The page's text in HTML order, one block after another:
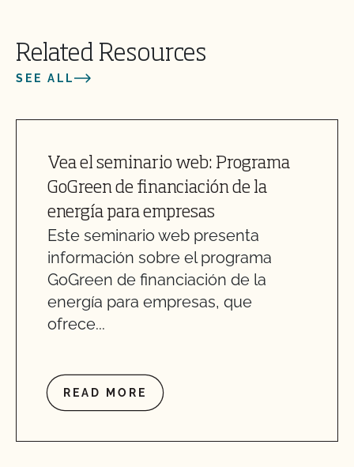
Related Resources
SEE ALL
Vea el seminario web: Programa
GoGreen de financiación de la
energía para empresas
Este seminario web presenta
información sobre el programa
GoGreen de financiación de la
energía para empresas, que
ofrece...
READ MORE